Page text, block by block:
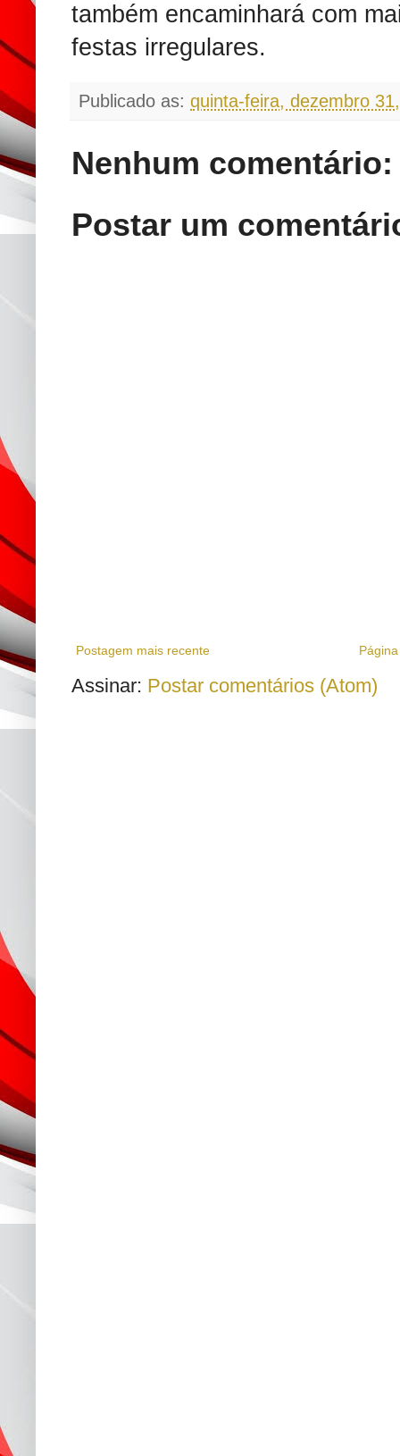
também encaminhará com
festas irregulares.
Publicado as: quinta-feira, dezembro
Nenhum comentário:
Postar um
Postagem mais recente
Assinar: Postar comentários (Atom)